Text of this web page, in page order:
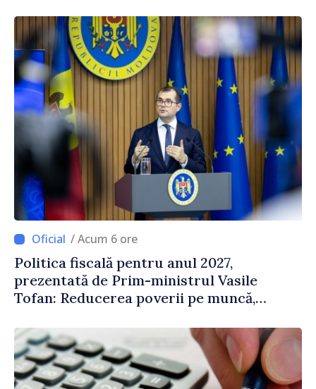
/ Acum 6 ore
Politica fiscală pentru anul 2027,
prezentată de Prim-ministrul Vasile
Tofan: Reducerea poverii pe muncă,
echitabilă